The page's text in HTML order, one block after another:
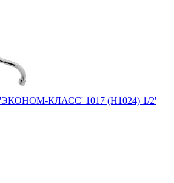
'ЭКОНОМ-КЛАСС' 1017 (H1024) 1/2'